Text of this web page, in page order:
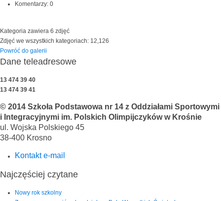
Komentarzy: 0
Kategoria zawiera 6 zdjęć
Zdjęć we wszystkich kategoriach: 12,126
Powróć do galerii
Dane teleadresowe
13 474 39 40
13 474 39 41
© 2014 Szkoła Podstawowa nr 14 z Oddziałami Sportowymi
i Integracyjnymi im. Polskich Olimpijczyków w Krośnie
ul. Wojska Polskiego 45
38-400 Krosno
Kontakt e-mail
Najczęściej czytane
Nowy rok szkolny